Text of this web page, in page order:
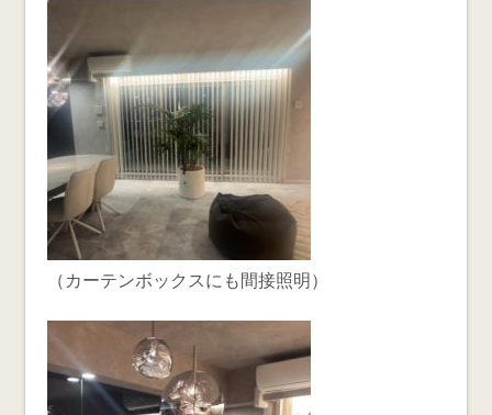
（カーテンボックスにも間接照明）